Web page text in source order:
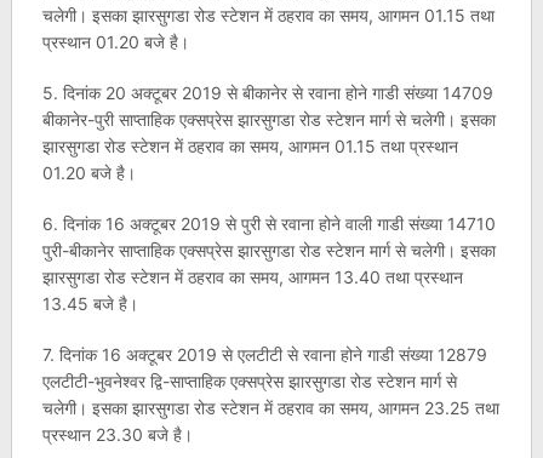
चलेगी। इसका झारसुगडा रोड स्टेशन में ठहराव का समय, आगमन 01.15 तथा
प्रस्थान 01.20 बजे है।
5. दिनांक 20 अक्टूबर 2019 से बीकानेर से रवाना होने गाडी संख्या 14709
बीकानेर-पुरी साप्ताहिक एक्सप्रेस झारसुगडा रोड स्टेशन मार्ग से चलेगी। इसका
झारसुगडा रोड स्टेशन में ठहराव का समय, आगमन 01.15 तथा प्रस्थान
01.20 बजे है।
6. दिनांक 16 अक्टूबर 2019 से पुरी से रवाना होने वाली गाडी संख्या 14710
पुरी-बीकानेर साप्ताहिक एक्सप्रेस झारसुगडा रोड स्टेशन मार्ग से चलेगी। इसका
झारसुगडा रोड स्टेशन में ठहराव का समय, आगमन 13.40 तथा प्रस्थान
13.45 बजे है।
7. दिनांक 16 अक्टूबर 2019 से एलटीटी से रवाना होने गाडी संख्या 12879
एलटीटी-भुवनेश्वर द्वि-साप्ताहिक एक्सप्रेस झारसुगडा रोड स्टेशन मार्ग से
चलेगी। इसका झारसुगडा रोड स्टेशन में ठहराव का समय, आगमन 23.25 तथा
प्रस्थान 23.30 बजे है।